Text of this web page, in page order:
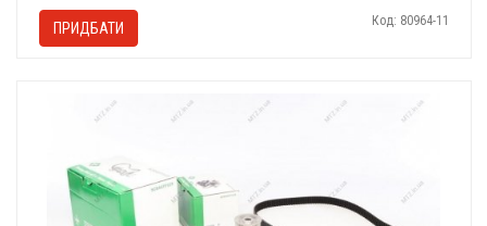
ПРИДБАТИ Код: 80964-11